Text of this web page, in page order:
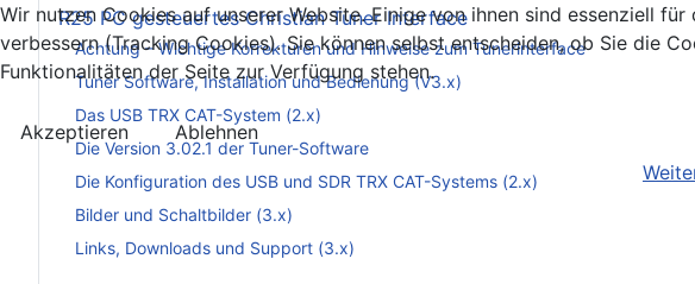
R25 PC gesteuertes Christian Tuner Interface
Achtung – Wichtige Korrekturen und Hinweise zum Tunerinterface
Tuner Software, Installation und Bedienung (V3.x)
Das USB TRX CAT-System (2.x)
Die Version 3.02.1 der Tuner-Software
Die Konfiguration des USB und SDR TRX CAT-Systems (2.x)
Bilder und Schaltbilder (3.x)
Links, Downloads und Support (3.x)
Wir nutzen Cookies auf unserer Website. Einige von ihnen sind essenziell
verbessern (Tracking Cookies). Sie können selbst entscheiden, ob Sie die
Funktionalitäten der Seite zur Verfügung stehen.
Akzeptieren
Ablehnen